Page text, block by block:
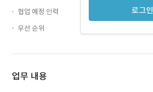
로그인
협업 예정 인력
우선 순위
업무 내용